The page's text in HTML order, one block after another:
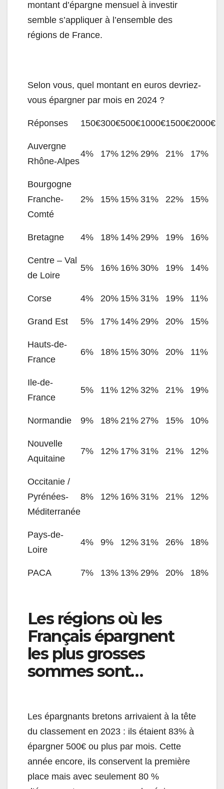
montant d’épargne mensuel à investir
semble s’appliquer à l’ensemble des
régions de France.
Selon vous, quel montant en euros devriez-
vous épargner par mois en 2024 ?
Réponses 150€300€500€1000€1500€2000€
Auvergne
Rhône-Alpes
4% 17% 12% 29% 21% 17%
Bourgogne
Franche-
Comté
2% 15% 15% 31% 22% 15%
Bretagne 4% 18% 14% 29% 19% 16%
Centre – Val
de Loire
5% 16% 16% 30% 19% 14%
Corse 4% 20% 15% 31% 19% 11%
Grand Est 5% 17% 14% 29% 20% 15%
Hauts-de-
France
6% 18% 15% 30% 20% 11%
Ile-de-
France
5% 11% 12% 32% 21% 19%
Normandie 9% 18% 21% 27% 15% 10%
Nouvelle
Aquitaine
7% 12% 17% 31% 21% 12%
Occitanie /
Pyrénées-
Méditerranée
8% 12% 16% 31% 21% 12%
Pays-de-
Loire
4% 9% 12% 31% 26% 18%
PACA 7% 13% 13% 29% 20% 18%
Les régions où les
Français épargnent
les plus grosses
sommes sont…
Les épargnants bretons arrivaient à la tête
du classement en 2023 : ils étaient 83% à
épargner 500€ ou plus par mois. Cette
année encore, ils conservent la première
place mais avec seulement 80 %